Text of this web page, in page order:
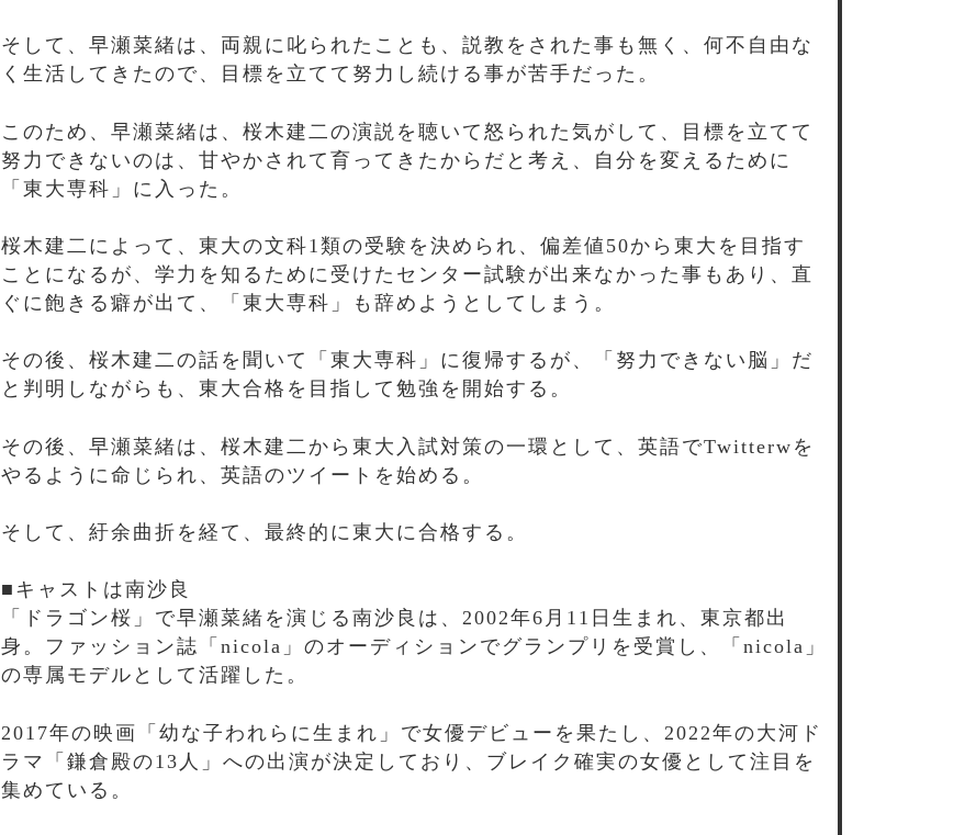
そして、早瀬菜緒は、両親に叱られたことも、説教をされた事も無く、何不自由な
く生活してきたので、目標を立てて努力し続ける事が苦手だった。
このため、早瀬菜緒は、桜木建二の演説を聴いて怒られた気がして、目標を立てて
努力できないのは、甘やかされて育ってきたからだと考え、自分を変えるために
「東大専科」に入った。
桜木建二によって、東大の文科1類の受験を決められ、偏差値50から東大を目指す
ことになるが、学力を知るために受けたセンター試験が出来なかった事もあり、直
ぐに飽きる癖が出て、「東大専科」も辞めようとしてしまう。
その後、桜木建二の話を聞いて「東大専科」に復帰するが、「努力できない脳」だ
と判明しながらも、東大合格を目指して勉強を開始する。
その後、早瀬菜緒は、桜木建二から東大入試対策の一環として、英語でTwitterwを
やるように命じられ、英語のツイートを始める。
そして、紆余曲折を経て、最終的に東大に合格する。
■キャストは南沙良
「ドラゴン桜」で早瀬菜緒を演じる南沙良は、2002年6月11日生まれ、東京都出
身。ファッション誌「nicola」のオーディションでグランプリを受賞し、「nicola」
の専属モデルとして活躍した。
2017年の映画「幼な子われらに生まれ」で女優デビューを果たし、2022年の大河ド
ラマ「鎌倉殿の13人」への出演が決定しており、ブレイク確実の女優として注目を
集めている。